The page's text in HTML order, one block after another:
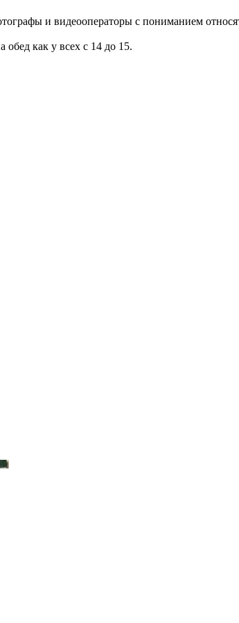
и видеооператоры с пониманием
как у всех с 14 до 15.